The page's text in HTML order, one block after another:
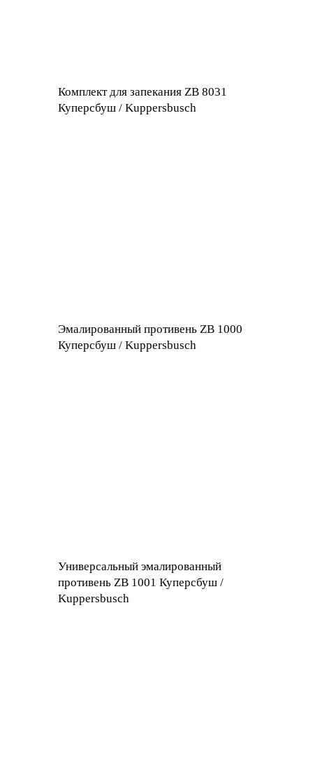
Комплект для запекания ZB 8031
Куперсбуш / Kuppersbusch
Эмалированный противень ZB 1000
Куперсбуш / Kuppersbusch
Универсальный эмалированный
противень ZB 1001 Куперсбуш /
Kuppersbusch